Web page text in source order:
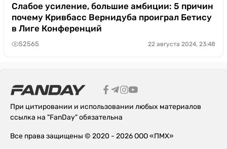
Слабое усиление, большие амбиции: 5 причин
почему Кривбасс Вернидуба проиграл Бетису
в Лиге Конференций
52565 22 августа 2024, 23:48
При цитировании и использовании любых материалов
ссылка на "FanDay" обязательна
Все права защищены © 2020 - 2026 ООО «ПМХ»